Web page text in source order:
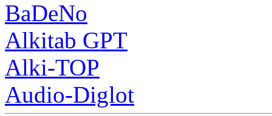
BaDeNo
Alkitab GPT
Alki-TOP
Audio-Diglot